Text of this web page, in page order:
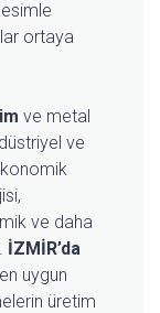
ortaya
ve metal
ve
ve daha
İZMİR’da
uygun
üretim